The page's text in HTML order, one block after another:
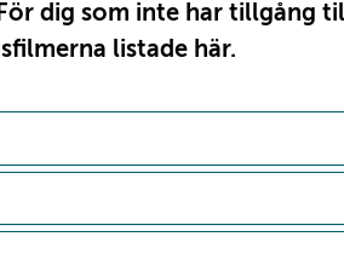
dig som inte har tillgång
listade här.